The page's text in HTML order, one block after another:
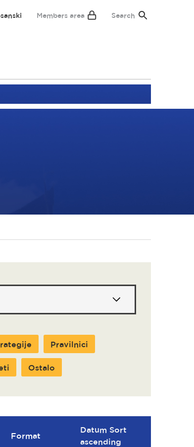
Members area Search
Pravilnici
Ostalo
Format
Datum Sort
ascending